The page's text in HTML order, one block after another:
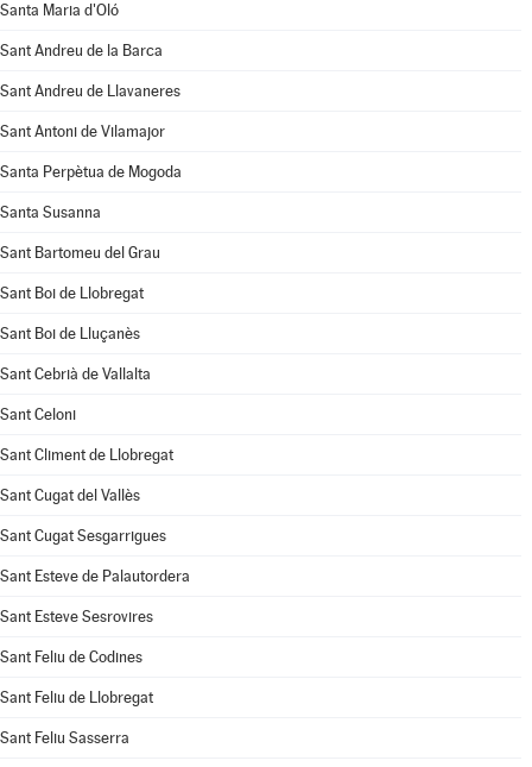
Santa Maria d'Oló
Sant Andreu de la Barca
Sant Andreu de Llavaneres
Sant Antoni de Vilamajor
Santa Perpètua de Mogoda
Santa Susanna
Sant Bartomeu del Grau
Sant Boi de Llobregat
Sant Boi de Lluçanès
Sant Cebrià de Vallalta
Sant Celoni
Sant Climent de Llobregat
Sant Cugat del Vallès
Sant Cugat Sesgarrigues
Sant Esteve de Palautordera
Sant Esteve Sesrovires
Sant Feliu de Codines
Sant Feliu de Llobregat
Sant Feliu Sasserra